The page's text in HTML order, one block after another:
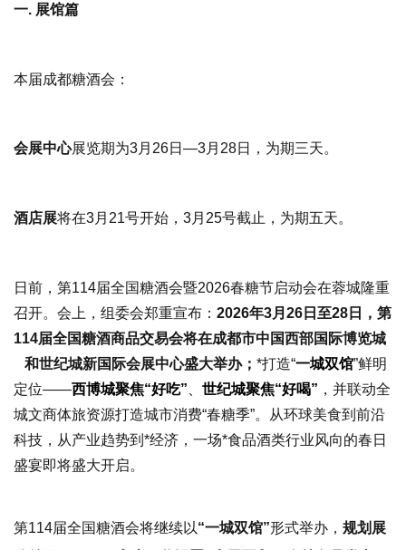
一. 展馆篇
本届成都糖酒会：
会展中心展览期为3月26日—3月28日，为期三天。
酒店展将在3月21号开始，3月25号截止，为期五天。
日前，第114届全国糖酒会暨2026春糖节启动会在蓉城隆重
召开。会上，组委会郑重宣布： 2026年3月26日至28日，第
114届全国糖酒商品交易会将在成都市中国西部国际博览城
和世纪城新国际会展中心盛大举办； *打造“一城双馆”鲜明
定位——西博城聚焦“好吃” 世纪城聚焦“好喝” ，并联动全
城文商体旅资源打造城市消费“春糖季”。从环球美食到前沿
科技，从产业趋势到*经济，一场*食品酒类行业风向的春日
盛宴即将盛大开启。
第114届全国糖酒会将继续以“一城双馆”形式举办， 规划展